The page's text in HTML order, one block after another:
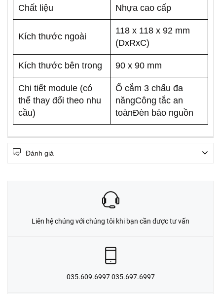
Chất liệu Nhựa cao cấp
Kích thước ngoài
118 x 118 x 92 mm
(DxRxC)
Kích thước bên trong 90 x 90 mm
Chi tiết module (có
thể thay đổi theo nhu
cầu)
Ổ cắm 3 chấu đa
năngCông tắc an
toànĐèn báo nguồn
Đánh giá
Liên hệ chúng với chúng tôi khi bạn cần được tư vấn
035.609.6997 035.697.6997